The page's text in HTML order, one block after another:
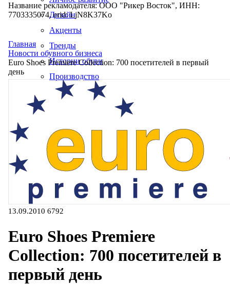
Дизайн
Акценты
Тренды
Истории обуви
Производство
Название рекламодателя: ООО "Рикер Восток", ИНН:
7703335074, erid: LjN8K37Ko
Главная
Новости обувного бизнеса
Euro Shoes Premiere Collection: 700 посетителей в первый
день
13.09.2010 6792
Euro Shoes Premiere
Collection: 700 посетителей в
первый день